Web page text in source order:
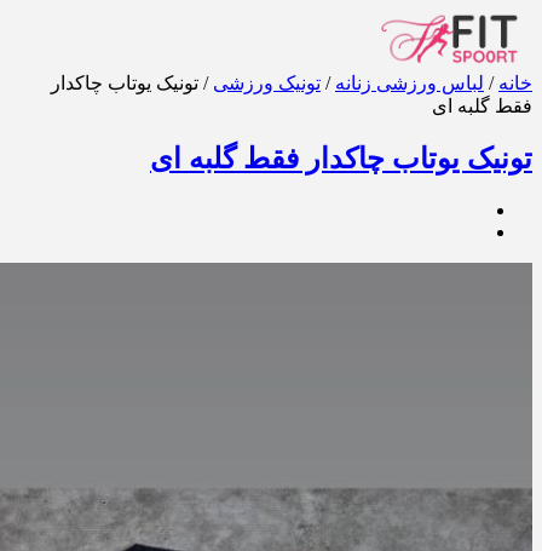
خانه / لباس ورزشی زنانه / تونیک ورزشی / تونیک یوتاب چاکدار
فقط گلبه ای
تونیک یوتاب چاکدار فقط گلبه ای